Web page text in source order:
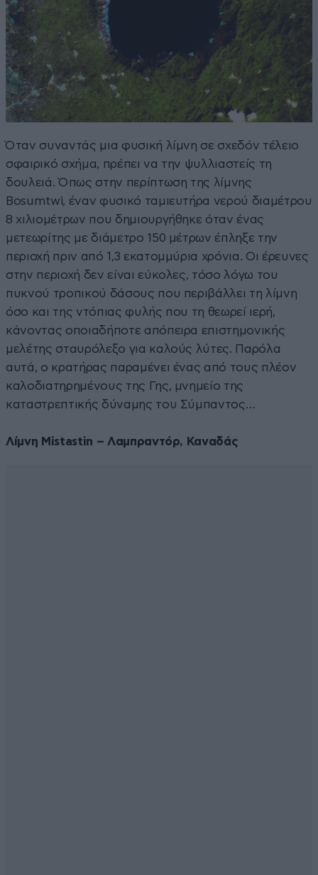
Όταν συναντάς μια φυσική λίμνη σε σχεδόν τέλειο
σφαιρικό σχήμα, πρέπει να την ψυλλιαστείς τη
δουλειά. Όπως στην περίπτωση της λίμνης
Bosumtwi, έναν φυσικό ταμιευτήρα νερού διαμέτρου
8 χιλιομέτρων που δημιουργήθηκε όταν ένας
μετεωρίτης με διάμετρο 150 μέτρων έπληξε την
περιοχή πριν από 1,3 εκατομμύρια χρόνια. Οι έρευνες
στην περιοχή δεν είναι εύκολες, τόσο λόγω του
πυκνού τροπικού δάσους που περιβάλλει τη λίμνη
όσο και της ντόπιας φυλής που τη θεωρεί ιερή,
κάνοντας οποιαδήποτε απόπειρα επιστημονικής
μελέτης σταυρόλεξο για καλούς λύτες. Παρόλα
αυτά, ο κρατήρας παραμένει ένας από τους πλέον
καλοδιατηρημένους της Γης, μνημείο της
καταστρεπτικής δύναμης του Σύμπαντος…
Λίμνη Mistastin – Λαμπραντόρ, Καναδάς